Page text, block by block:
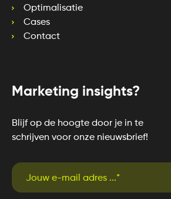
Optimalisatie
Cases
Contact
Marketing insights?
Blijf op de hoogte door je in te
schrijven voor onze nieuwsbrief!